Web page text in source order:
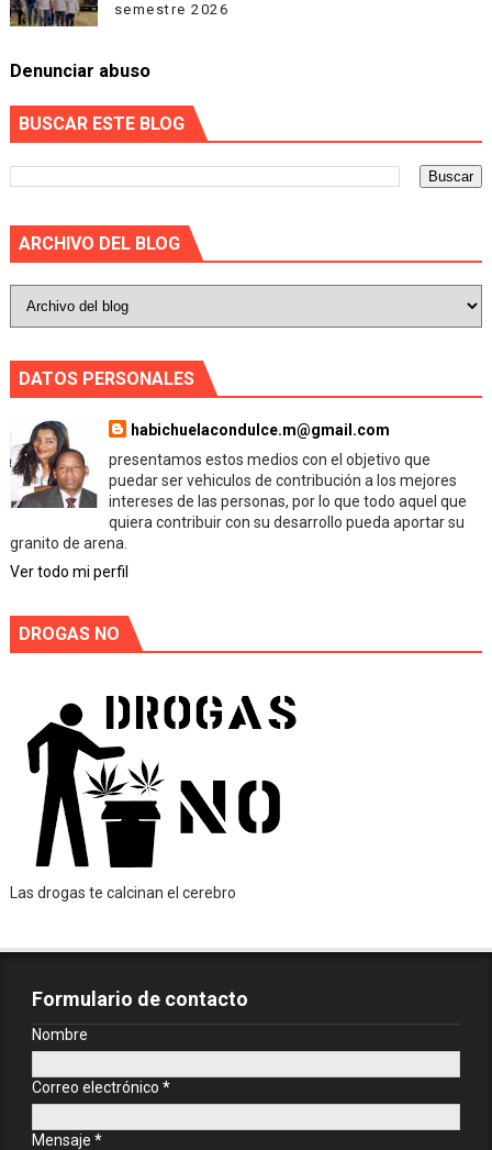
semestre 2026
Denunciar abuso
BUSCAR ESTE BLOG
ARCHIVO DEL BLOG
DATOS PERSONALES
habichuelacondulce.m@gmail.com
presentamos estos medios con el objetivo que
puedar ser vehiculos de contribución a los mejores
intereses de las personas, por lo que todo aquel que
quiera contribuir con su desarrollo pueda aportar su
granito de arena.
Ver todo mi perfil
DROGAS NO
Las drogas te calcinan el cerebro
Formulario de contacto
Nombre
Correo electrónico *
Mensaje *